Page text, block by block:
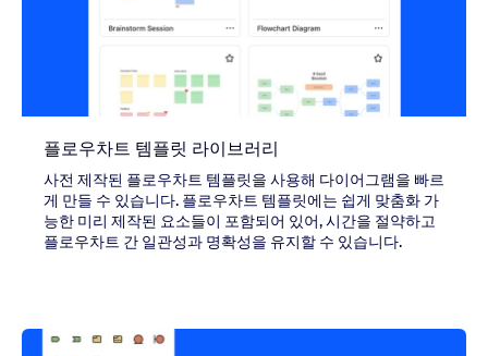
플로우차트 템플릿 라이브러리
사전 제작된 플로우차트 템플릿을 사용해 다이어그램을 빠르
게 만들 수 있습니다. 플로우차트 템플릿에는 쉽게 맞춤화 가
능한 미리 제작된 요소들이 포함되어 있어, 시간을 절약하고
플로우차트 간 일관성과 명확성을 유지할 수 있습니다.